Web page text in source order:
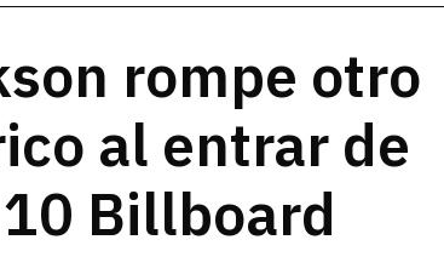
rompe otro
al entrar de
Billboard